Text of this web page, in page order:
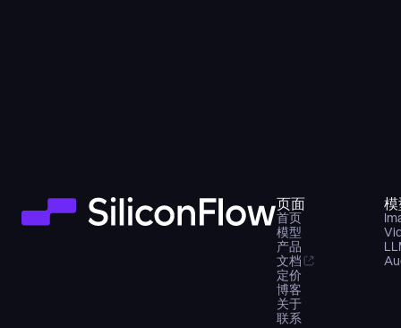
页面
首页
模型
产品
文档
定价
博客
关于
联系